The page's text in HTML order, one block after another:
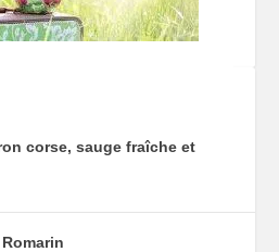
corse, sauge fraîche et